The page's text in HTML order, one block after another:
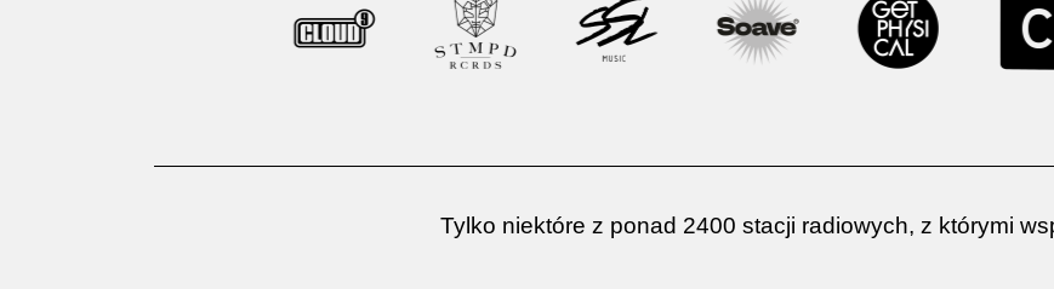
Tylko niektóre z ponad 2400 stacji radiowych, z którymi